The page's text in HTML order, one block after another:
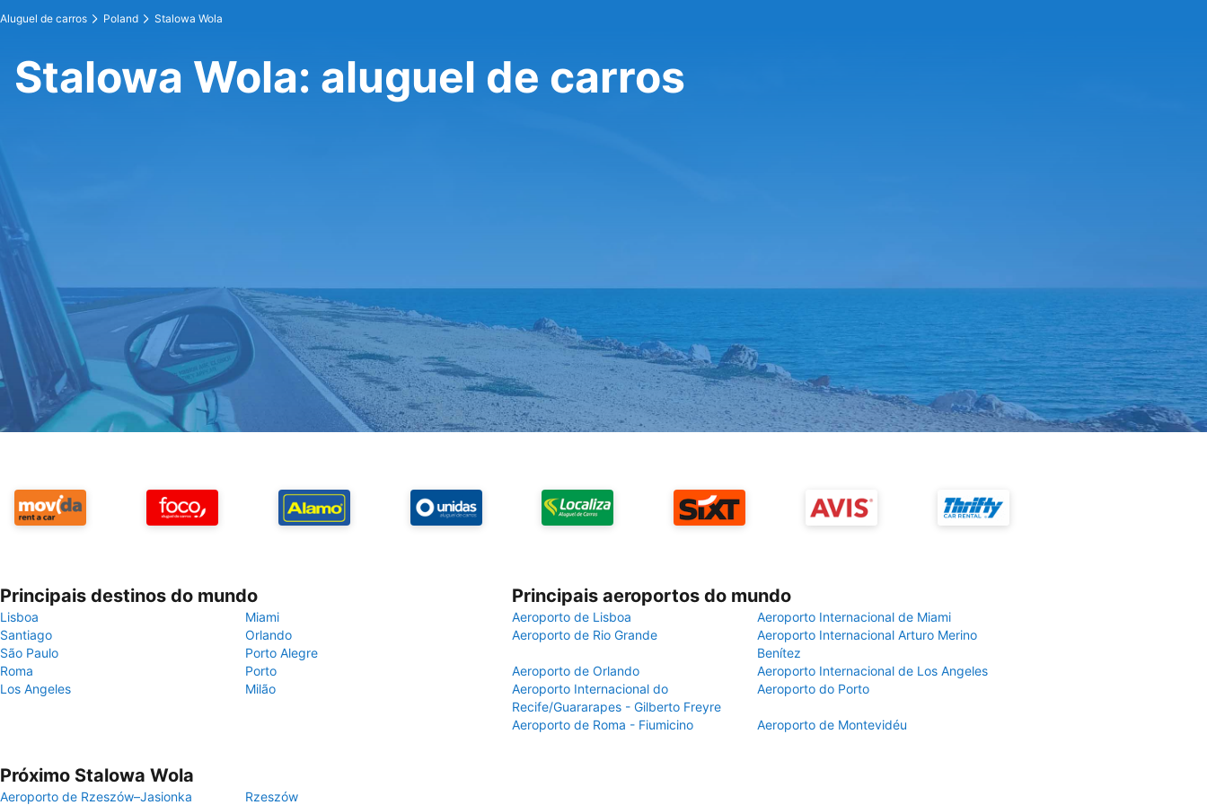
Aluguel de carros Poland Stalowa Wola
Stalowa Wola: aluguel de carros
Principais destinos do mundo
Lisboa
Miami
Santiago
Orlando
São Paulo
Porto Alegre
Roma
Porto
Los Angeles
Milão
Principais aeroportos do mundo
Aeroporto de Lisboa
Aeroporto Internacional de Miami
Aeroporto de Rio Grande
Aeroporto Internacional Arturo Merino
Benítez
Aeroporto de Orlando
Aeroporto Internacional de Los Angeles
Aeroporto Internacional do
Recife/Guararapes - Gilberto Freyre
Aeroporto do Porto
Aeroporto de Roma - Fiumicino Aeroporto de Montevidéu
Próximo Stalowa Wola
Aeroporto de Rzeszów–Jasionka Rzeszów